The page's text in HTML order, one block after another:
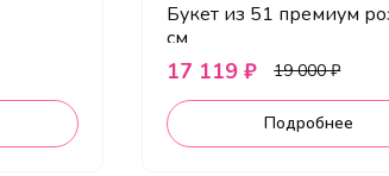
Букет из 51 премиум
см
17 119 ₽ 19 000 ₽
Подробнее